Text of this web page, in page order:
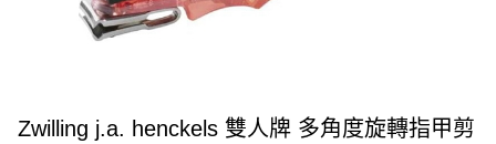
Zwilling j.a. henckels 雙人牌 多角度旋轉指甲剪